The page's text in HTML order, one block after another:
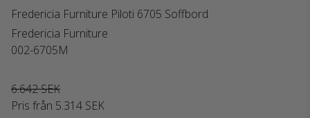
Fredericia Furniture Piloti 6705 Soffbord
Fredericia Furniture
002-6705M
6.642 SEK
Pris från 5.314 SEK